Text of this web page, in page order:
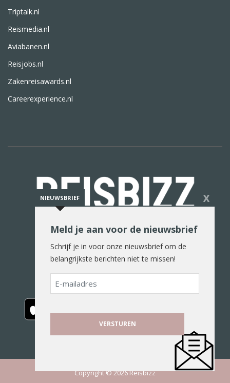
Triptalk.nl
Reismedia.nl
Aviabanen.nl
Reisjobs.nl
Zakenreisawards.nl
Careerexperience.nl
De reiswereld in woord en beeld
Copyright © 2026 Reisbizz
NIEUWSBRIEF X
Meld je aan voor de nieuwsbrief
Schrijf je in voor onze nieuwsbrief om de
belangrijkste berichten niet te missen!
E-
mailadres